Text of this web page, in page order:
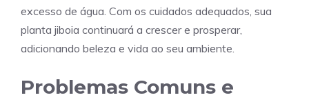
excesso de água. Com os cuidados adequados, sua
planta jiboia continuará a crescer e prosperar,
adicionando beleza e vida ao seu ambiente.
Problemas Comuns e